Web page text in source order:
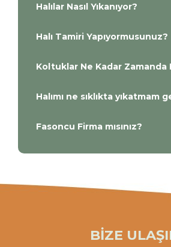
Halılar Nasıl Yıkanıyor?
Halı Tamiri Yapıyormusunuz?
Koltuklar Ne Kadar Zamanda
Halımı ne sıklıkta yıkatmam
Fasoncu Firma mısınız?
BİZE